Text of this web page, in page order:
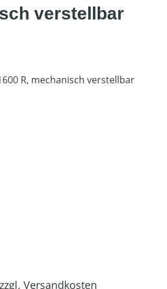
verstellbar
Versandkosten